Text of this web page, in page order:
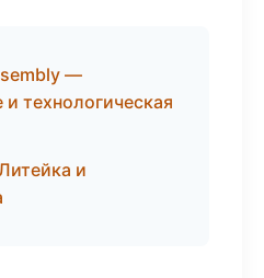
—
технологическая
и